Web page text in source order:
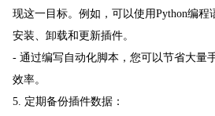
现这一目标。例如，可以使用Python编程
安装、卸载和更新插件。
- 通过编写自动化脚本，您可以节省大量
效率。
5. 定期备份插件数据：